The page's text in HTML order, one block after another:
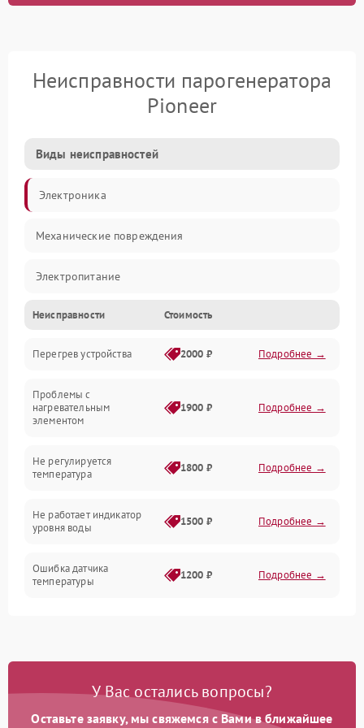
Неисправности парогенератора
Pioneer
Виды неисправностей
Электроника
Механические повреждения
Электропитание
Парообразование
Герметичность
Механика
Неисправности Стоимость
Перегрев устройства 2000 ₽ Подробнее →
Проблемы с
нагревательным
элементом
1900 ₽ Подробнее →
Не регулируется
температура
1800 ₽ Подробнее →
Не работает индикатор
уровня воды
1500 ₽ Подробнее →
Ошибка датчика
температуры
1200 ₽ Подробнее →
Ошибка платы управления 1500 ₽ Подробнее →
1200 ₽
У Вас остались вопросы?
Оставьте заявку, мы свяжемся с Вами в ближайшее